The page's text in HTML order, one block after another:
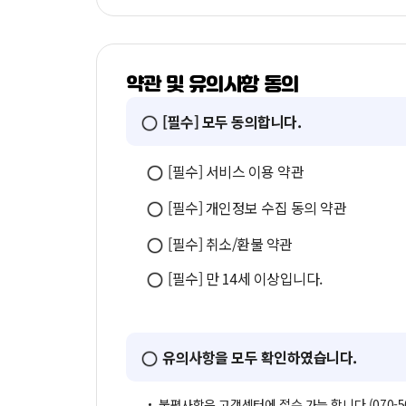
약관 및 유의사항 동의
[필수] 모두 동의합니다.
[필수] 서비스 이용 약관
[필수] 개인정보 수집 동의 약관
[필수] 취소/환불 약관
[필수] 만 14세 이상입니다.
유의사항을 모두 확인하였습니다.